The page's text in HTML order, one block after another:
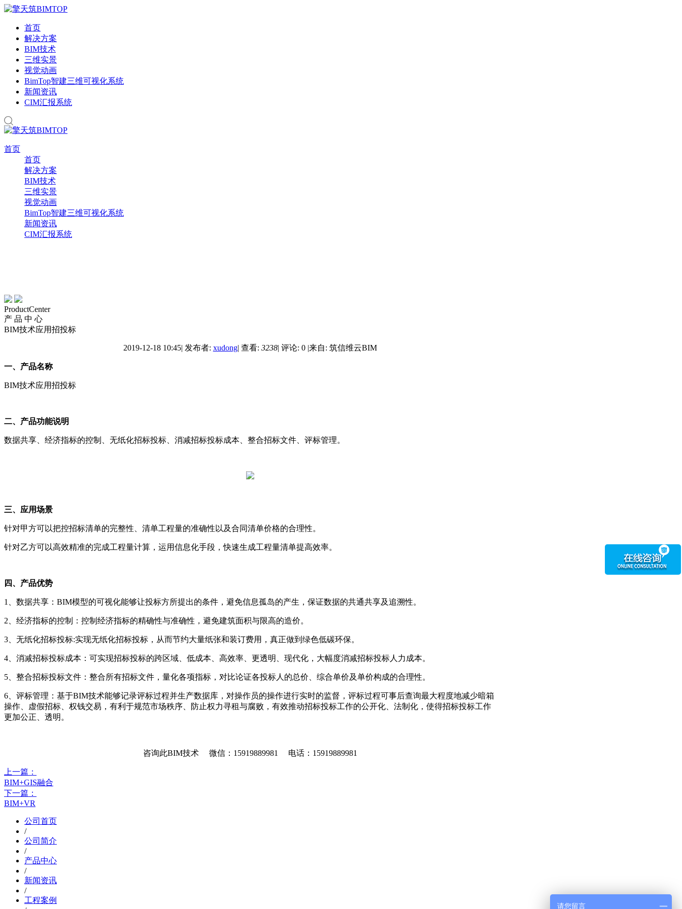
首页
解决方案
BIM技术
三维实景
视觉动画
BimTop智建三维可视化系统
新闻资讯
CIM汇报系统
首页
首页
解决方案
BIM技术
三维实景
视觉动画
BimTop智建三维可视化系统
新闻资讯
CIM汇报系统
ProductCenter
产 品 中 心
BIM技术应用招投标
2019-12-18 10:45| 发布者: xudong| 查看: 3238| 评论: 0 |来自: 筑信维云BIM
一、产品名称
BIM技术应用招投标
二、产品功能说明
数据共享、经济指标的控制、无纸化招标投标、消减招标投标成本、整合招标文件、评标管理。
三、应用场景
针对甲方可以把控招标清单的完整性、清单工程量的准确性以及合同清单价格的合理性。
针对乙方可以高效精准的完成工程量计算，运用信息化手段，快速生成工程量清单提高效率。
四、产品优势
1、数据共享：BIM模型的可视化能够让投标方所提出的条件，避免信息孤岛的产生，保证数据的共通共享及追溯性。
2、经济指标的控制：控制经济指标的精确性与准确性，避免建筑面积与限高的造价。
3、无纸化招标投标:实现无纸化招标投标，从而节约大量纸张和装订费用，真正做到绿色低碳环保。
4、消减招标投标成本：可实现招标投标的跨区域、低成本、高效率、更透明、现代化，大幅度消减招标投标人力成本。
5、整合招标投标文件：整合所有招标文件，量化各项指标，对比论证各投标人的总价、综合单价及单价构成的合理性。
6、评标管理：基于BIM技术能够记录评标过程并生产数据库，对操作员的操作进行实时的监督，评标过程可事后查询最大程度地减少暗箱
操作、虚假招标、权钱交易，有利于规范市场秩序、防止权力寻租与腐败，有效推动招标投标工作的公开化、法制化，使得招标投标工作
更加公正、透明。
咨询此BIM技术 微信：15919889981 电话：15919889981
上一篇：
BIM+GIS融合
下一篇：
BIM+VR
公司首页
/
公司简介
/
产品中心
/
新闻资讯
/
工程案例
请您留言